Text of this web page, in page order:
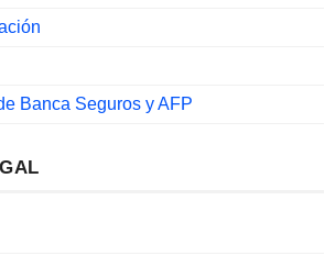
Banca Seguros y AFP